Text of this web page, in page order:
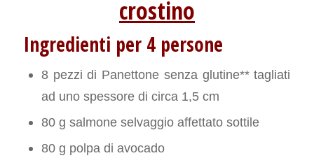
crostino
Ingredienti per 4 persone
8 pezzi di Panettone senza glutine** tagliati
ad uno spessore di circa 1,5 cm
80 g salmone selvaggio affettato sottile
80 g polpa di avocado